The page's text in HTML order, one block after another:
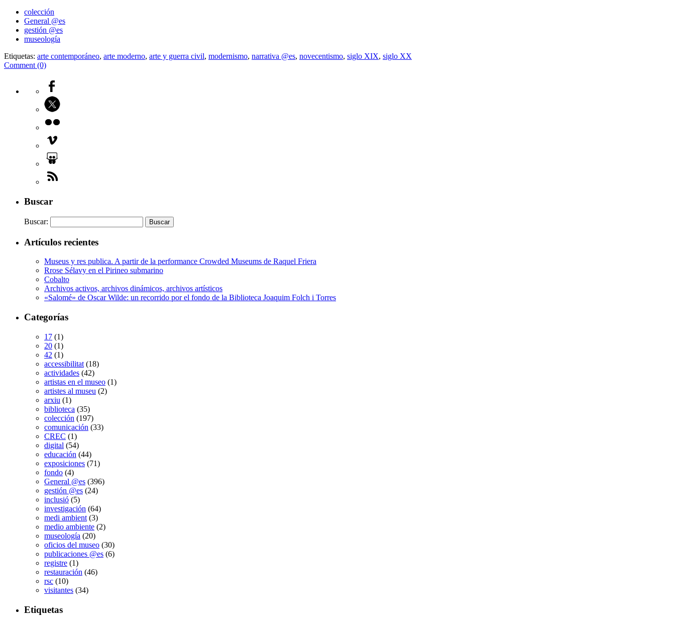
colección
General @es
gestión @es
museología
Etiquetas: arte contemporáneo, arte moderno, arte y guerra civil, modernismo, narrativa @es, novecentismo, siglo XIX, siglo XX
Comment (0)
Buscar
Buscar:
Artículos recientes
Museus y res publica. A partir de la performance Crowded Museums de Raquel Friera
Rrose Sélavy en el Pirineo submarino
Cobalto
Archivos activos, archivos dinámicos, archivos artísticos
«Salomé» de Oscar Wilde: un recorrido por el fondo de la Biblioteca Joaquim Folch i Torres
Categorías
17 (1)
20 (1)
42 (1)
accessibilitat (18)
actividades (42)
artistas en el museo (1)
artistes al museu (2)
arxiu (1)
biblioteca (35)
colección (197)
comunicación (33)
CREC (1)
digital (54)
educación (44)
exposiciones (71)
fondo (4)
General @es (396)
gestión @es (24)
inclusió (5)
investigación (64)
medi ambient (3)
medio ambiente (2)
museología (20)
oficios del museo (30)
publicaciones @es (6)
registre (1)
restauración (46)
rsc (10)
visitantes (34)
Etiquetas